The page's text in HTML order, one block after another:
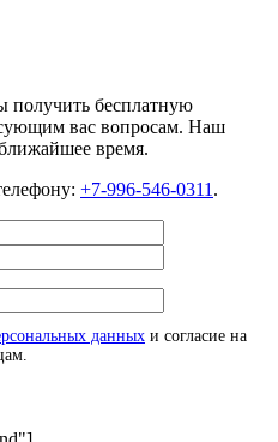
получить бесплатную
вас вопросам. Наш
время.
+7-996-546-0311 .
данных и согласие на